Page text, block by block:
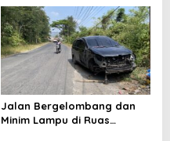
Indonesia
Jalan Bergelombang dan
Minim Lampu di Ruas